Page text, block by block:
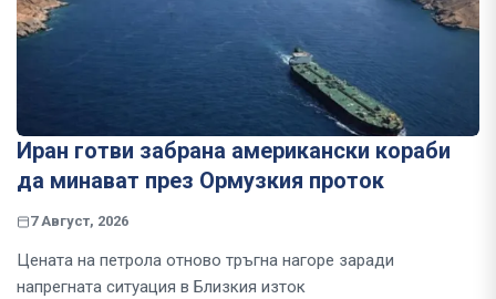
Иран готви забрана американски кораби
да минават през Ормузкия проток
7 Август, 2026
Цената на петрола отново тръгна нагоре заради
напрегната ситуация в Близкия изток